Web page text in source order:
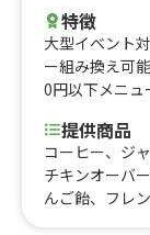
特徴
大型イベント
ー組み換え可能
0円以下メニュ
提供商品
コーヒー、ジ
チキンオーバ
んご飴、フレ